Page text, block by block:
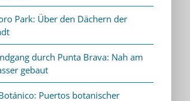
Park: Über den Dächern der
durch Punta Brava: Nah am
gebaut
Puertos botanischer